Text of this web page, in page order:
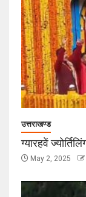
उत्तराखण्ड
ग्यारहवें
May 2, 2025